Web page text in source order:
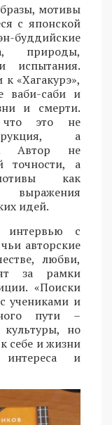
мотивы
с японской
природы,
испытания.
«Хагакурэ»,
ваби-саби и
и смерти.
что это не
а
Автор не
точности, а
как
выражения
идей.
интервью с
авторские
любви,
за рамки
«Поиски
учениками и
пути –
культуры, но
себе и жизни
и